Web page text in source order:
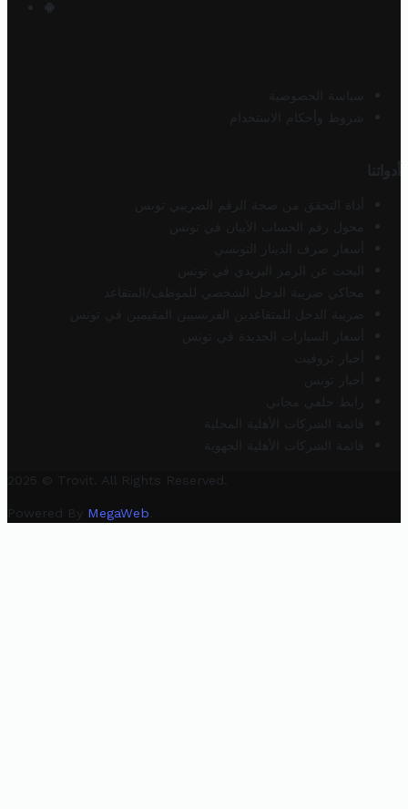
سياسة الخصوصية
شروط وأحكام الاستخدام
أدواتنا
أداة التحقق من صحة الرقم الضريبي تونس
محول رقم الحساب الآيبان في تونس
أسعار صرف الدينار التونسي
البحث عن الرمز البريدي في تونس
محاكي ضريبة الدخل الشخصي للموظف/المتقاعد
ضريبة الدخل للمتقاعدين الفرنسيين المقيمين في تونس
أسعار السيارات الجديدة في تونس
أخبار تروفيت
أخبار تونس
رابط خلفي مجاني
قائمة الشركات الأهلية المحلية
قائمة الشركات الأهلية الجهوية
2025 © Trovit. All Rights Reserved.
Powered By MegaWeb